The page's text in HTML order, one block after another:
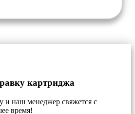
картриджа
и наш менеджер свяжется с
время!